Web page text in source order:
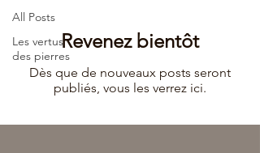
All Posts
Les vertus
des pierres
Revenez bientôt
Dès que de nouveaux posts seront
publiés, vous les verrez ici.